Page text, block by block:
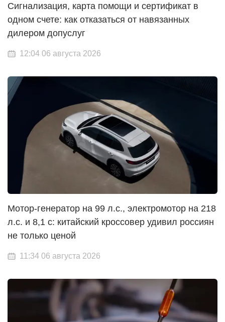
Сигнализация, карта помощи и сертификат в
одном счете: как отказаться от навязанных
дилером допуслуг
12:04 06 августа 2026
Мотор-генератор на 99 л.с., электромотор на 218
л.с. и 8,1 с: китайский кроссовер удивил россиян
не только ценой
11:34 06 августа 2026